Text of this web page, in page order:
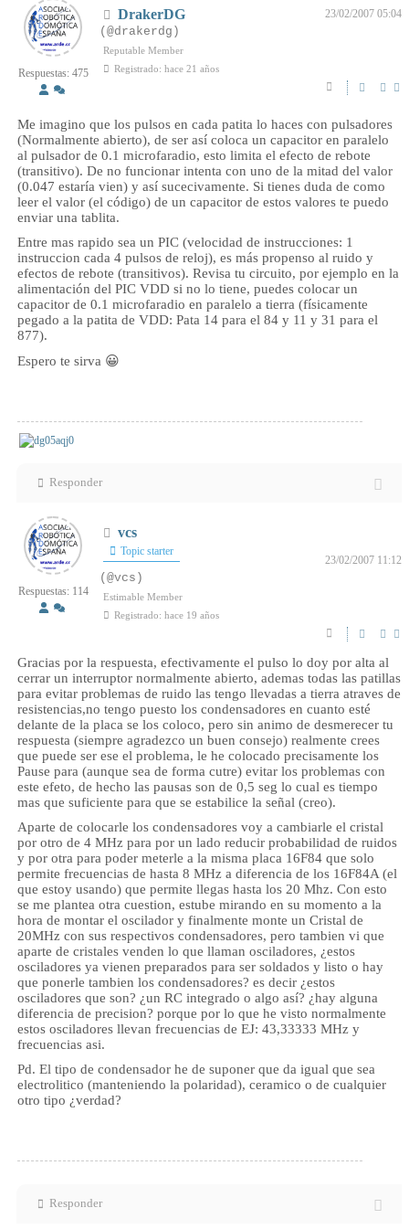
Respuestas: 475
DrakerDG 23/02/2007 05:04
(@drakerdg)
Reputable Member
Registrado: hace 21 años
Me imagino que los pulsos en cada patita lo haces con pulsadores
(Normalmente abierto), de ser así coloca un capacitor en paralelo
al pulsador de 0.1 microfaradio, esto limita el efecto de rebote
(transitivo). De no funcionar intenta con uno de la mitad del valor
(0.047 estaría vien) y así sucecivamente. Si tienes duda de como
leer el valor (el código) de un capacitor de estos valores te puedo
enviar una tablita.
Entre mas rapido sea un PIC (velocidad de instrucciones: 1
instruccion cada 4 pulsos de reloj), es más propenso al ruido y
efectos de rebote (transitivos). Revisa tu circuito, por ejemplo en la
alimentación del PIC VDD si no lo tiene, puedes colocar un
capacitor de 0.1 microfaradio en paralelo a tierra (físicamente
pegado a la patita de VDD: Pata 14 para el 84 y 11 y 31 para el
877).
Espero te sirva 😀
Responder
Respuestas: 114
vcs
Topic starter
23/02/2007 11:12
(@vcs)
Estimable Member
Registrado: hace 19 años
Gracias por la respuesta, efectivamente el pulso lo doy por alta al
cerrar un interruptor normalmente abierto, ademas todas las patillas
para evitar problemas de ruido las tengo llevadas a tierra atraves de
resistencias,no tengo puesto los condensadores en cuanto esté
delante de la placa se los coloco, pero sin animo de desmerecer tu
respuesta (siempre agradezco un buen consejo) realmente crees
que puede ser ese el problema, le he colocado precisamente los
Pause para (aunque sea de forma cutre) evitar los problemas con
este efeto, de hecho las pausas son de 0,5 seg lo cual es tiempo
mas que suficiente para que se estabilice la señal (creo).
Aparte de colocarle los condensadores voy a cambiarle el cristal
por otro de 4 MHz para por un lado reducir probabilidad de ruidos
y por otra para poder meterle a la misma placa 16F84 que solo
permite frecuencias de hasta 8 MHz a diferencia de los 16F84A (el
que estoy usando) que permite llegas hasta los 20 Mhz. Con esto
se me plantea otra cuestion, estube mirando en su momento a la
hora de montar el oscilador y finalmente monte un Cristal de
20MHz con sus respectivos condensadores, pero tambien vi que
aparte de cristales venden lo que llaman osciladores, ¿estos
osciladores ya vienen preparados para ser soldados y listo o hay
que ponerle tambien los condensadores? es decir ¿estos
osciladores que son? ¿un RC integrado o algo así? ¿hay alguna
diferencia de precision? porque por lo que he visto normalmente
estos osciladores llevan frecuencias de EJ: 43,33333 MHz y
frecuencias asi.
Pd. El tipo de condensador he de suponer que da igual que sea
electrolitico (manteniendo la polaridad), ceramico o de cualquier
otro tipo ¿verdad?
Responder